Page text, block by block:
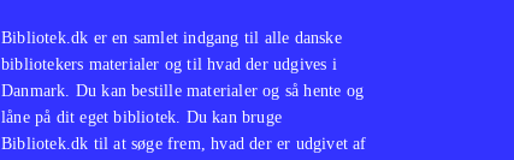
Bibliotek.dk er en samlet indgang til alle danske
bibliotekers materialer og til hvad der udgives i
Danmark. Du kan bestille materialer og så hente og
låne på dit eget bibliotek. Du kan bruge
Bibliotek.dk til at søge frem, hvad der er udgivet af